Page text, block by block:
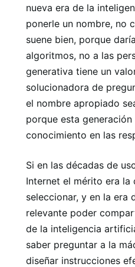
nueva era de la
ponerle un nombre, no
suene bien, porque
algoritmos, no a las
generativa tiene un
solucionadora de
el nombre apropiado
porque esta
conocimiento en las
Si en las décadas de
Internet el mérito era
seleccionar, y en la era
relevante poder
de la inteligencia
saber preguntar a la
diseñar instrucciones